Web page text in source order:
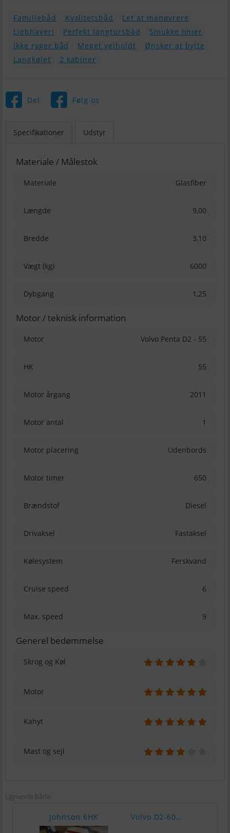
Familiebåd Kvalitetsbåd
Let at manøvrere
Liebhaveri
Perfekt langtursbåd
Smukke linier
Ikke ryger båd
Meget velholdt
Ønsker at bytte
Langkølet
2 kabiner
Del Følg os
Specifikationer Udstyr
Materiale / Målestok
Materiale Glasfiber
Længde 9,00
Bredde 3,10
Vægt (kg) 6000
Dybgang 1,25
Motor / teknisk information
Motor Volvo Penta D2 - 55
HK 55
Motor årgang 2011
Motor antal 1
Motor placering Udenbords
Motor timer 650
Brændstof Diesel
Drivaksel Fastaksel
Kølesystem Ferskvand
Cruise speed 6
Max. speed 9
Generel bedømmelse
Skrog og Køl
Motor
Kahyt
Mast og sejl
Lignende både
Johnson 6HK Volvo D2-60..